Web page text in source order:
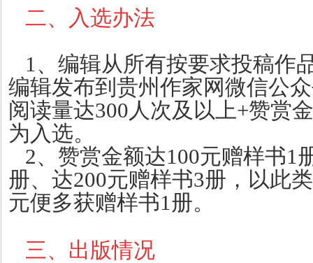
二、入选办法
1、编辑从所有按要求投稿作
编辑发布到贵州作家网微信公
阅读量达300人次及以上+赞赏
为入选。
2、赞赏金额达100元赠样书1
册、达200元赠样书3册，以此
元便多获赠样书1册。
三、出版情况